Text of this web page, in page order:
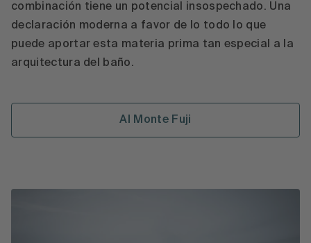
combinación tiene un potencial insospechado. Una
declaración moderna a favor de lo todo lo que
puede aportar esta materia prima tan especial a la
arquitectura del baño.
Al Monte Fuji